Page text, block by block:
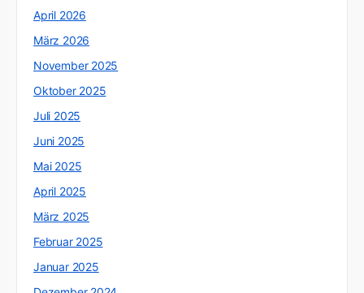
April 2026
März 2026
November 2025
Oktober 2025
Juli 2025
Juni 2025
Mai 2025
April 2025
März 2025
Februar 2025
Januar 2025